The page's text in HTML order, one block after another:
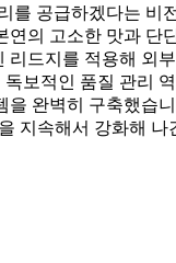
를 공급하겠다는
의 고소한 맛과 단
드지를 적용해 외
보적인 품질 관리
완벽히 구축했습
지속해서 강화해